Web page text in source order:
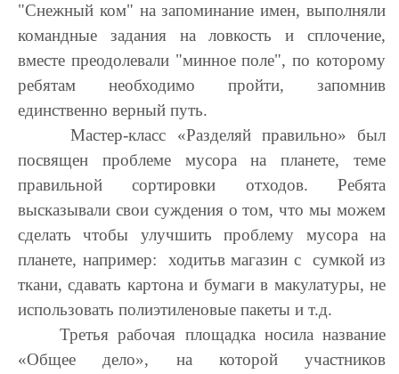
"Снежный ком" на запоминание имен, выполняли
командные задания на ловкость и сплочение,
вместе преодолевали "минное поле", по которому
ребятам необходимо пройти, запомнив
единственно верный путь.
Мастер-класс «Разделяй правильно» был
посвящен проблеме мусора на планете, теме
правильной сортировки отходов. Ребята
высказывали свои суждения о том, что мы можем
сделать чтобы улучшить проблему мусора на
планете, например: ходитьв магазин с сумкой из
ткани, сдавать картона и бумаги в макулатуры, не
использовать полиэтиленовые пакеты и т.д.
Третья рабочая площадка носила название
«Общее дело», на которой участников